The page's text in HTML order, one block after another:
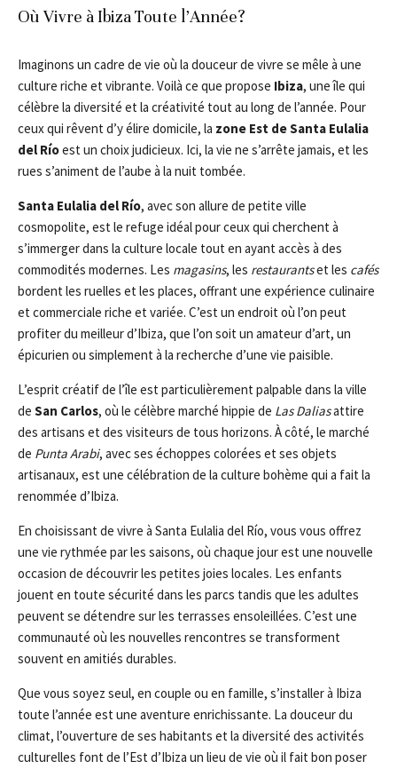
Où Vivre à Ibiza Toute l’Année?
Imaginons un cadre de vie où la douceur de vivre se mêle à une
culture riche et vibrante. Voilà ce que propose Ibiza, une île qui
célèbre la diversité et la créativité tout au long de l’année. Pour
ceux qui rêvent d’y élire domicile, la zone Est de Santa Eulalia
del Ríoest un choix judicieux. Ici, la vie ne s’arrête jamais, et les
rues s’animent de l’aube à la nuit tombée.
Santa Eulalia del Río, avec son allure de petite ville
cosmopolite, est le refuge idéal pour ceux qui cherchent à
s’immerger dans la culture locale tout en ayant accès à des
commodités modernes. Les magasins, les restaurantset les cafés
bordent les ruelles et les places, offrant une expérience culinaire
et commerciale riche et variée. C’est un endroit où l’on peut
profiter du meilleur d’Ibiza, que l’on soit un amateur d’art, un
épicurien ou simplement à la recherche d’une vie paisible.
L’esprit créatif de l’île est particulièrement palpable dans la ville
de San Carlos, où le célèbre marché hippie de Las Daliasattire
des artisans et des visiteurs de tous horizons. À côté, le marché
de Punta Arabi, avec ses échoppes colorées et ses objets
artisanaux, est une célébration de la culture bohème qui a fait la
renommée d’Ibiza.
En choisissant de vivre à Santa Eulalia del Río, vous vous offrez
une vie rythmée par les saisons, où chaque jour est une nouvelle
occasion de découvrir les petites joies locales. Les enfants
jouent en toute sécurité dans les parcs tandis que les adultes
peuvent se détendre sur les terrasses ensoleillées. C’est une
communauté où les nouvelles rencontres se transforment
souvent en amitiés durables.
Que vous soyez seul, en couple ou en famille, s’installer à Ibiza
toute l’année est une aventure enrichissante. La douceur du
climat, l’ouverture de ses habitants et la diversité des activités
culturelles font de l’Est d’Ibiza un lieu de vie où il fait bon poser